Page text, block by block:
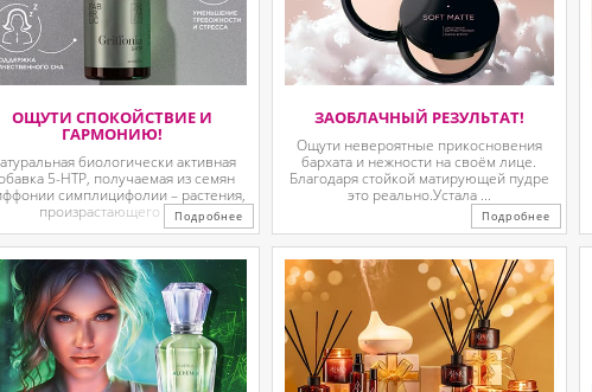
ОЩУТИ СПОКОЙСТВИЕ И
ГАРМОНИЮ!
биологически активная
5-HTP, получаемая из семян
симплицифолии – растения,
произрастающего в ...Подробнее
ЗАОБЛАЧНЫЙ РЕЗУЛЬТАТ!
Ощути невероятные прикосновения
бархата и нежности на своём лице.
Благодаря стойкой матирующей пудре
это реально.Устала ...
Подробнее